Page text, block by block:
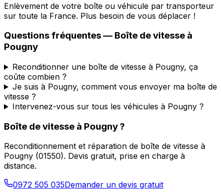
Enlèvement de votre boîte ou véhicule par transporteur
sur toute la France. Plus besoin de vous déplacer !
Questions fréquentes — Boîte de vitesse à
Pougny
Reconditionner une boîte de vitesse à Pougny, ça
coûte combien ?
Je suis à Pougny, comment vous envoyer ma boîte de
vitesse ?
Intervenez-vous sur tous les véhicules à Pougny ?
Boîte de vitesse à Pougny?
Reconditionnement et réparation de boîte de vitesse à
Pougny (01550). Devis gratuit, prise en charge à
distance.
0972 505 035Demander un devis gratuit